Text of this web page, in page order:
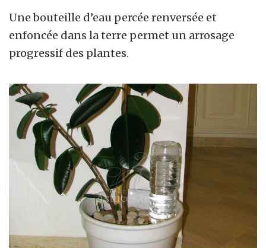
Une bouteille d’eau percée renversée et
enfoncée dans la terre permet un arrosage
progressif des plantes.